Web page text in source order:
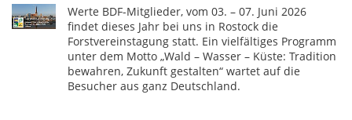
Werte BDF-Mitglieder, vom 03. – 07. Juni 2026
findet dieses Jahr bei uns in Rostock die
Forstvereinstagung statt. Ein vielfältiges Programm
unter dem Motto „Wald – Wasser – Küste: Tradition
bewahren, Zukunft gestalten“ wartet auf die
Besucher aus ganz Deutschland.